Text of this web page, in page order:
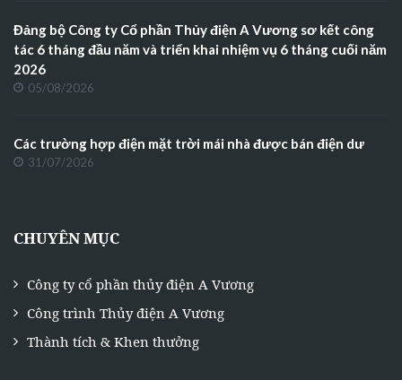
Đảng bộ Công ty Cổ phần Thủy điện A Vương sơ kết công
tác 6 tháng đầu năm và triển khai nhiệm vụ 6 tháng cuối năm
2026
05/08/2026
Các trường hợp điện mặt trời mái nhà được bán điện dư
31/07/2026
CHUYÊN MỤC
Công ty cổ phần thủy điện A Vương
Công trình Thủy điện A Vương
Thành tích & Khen thưởng